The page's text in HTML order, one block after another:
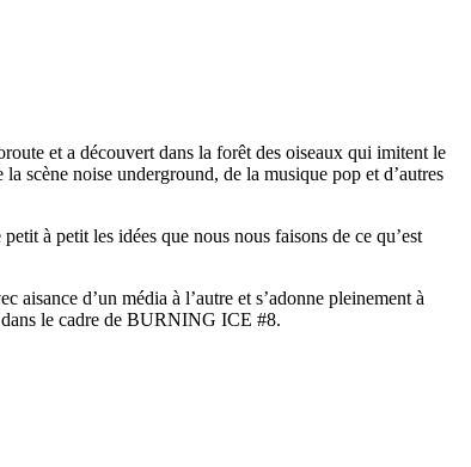
et a découvert dans la forêt des oiseaux qui imitent le
scène noise underground, de la musique pop et d’autres
à petit les idées que nous nous faisons de ce qu’est
d’un média à l’autre et s’adonne pleinement à
le cadre de BURNING ICE #8.